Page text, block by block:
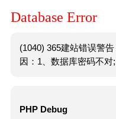
Database Error
(1040) 365建站错误警
因：1、数据库密码不对
PHP Debug